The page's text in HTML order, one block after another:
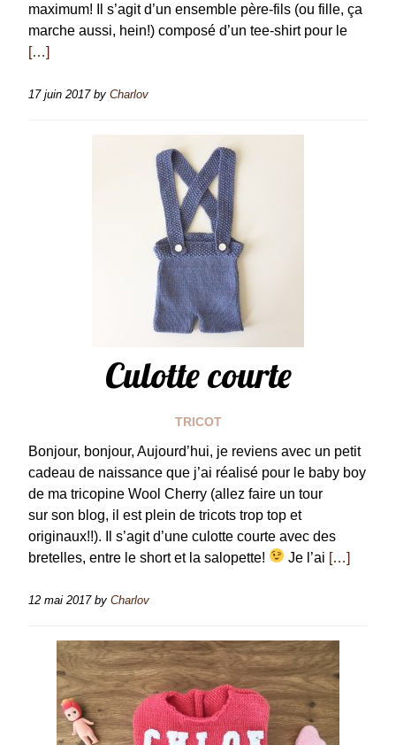
maximum! Il s’agit d’un ensemble père-fils (ou fille, ça
marche aussi, hein!) composé d’un tee-shirt pour le
[…]
17 juin 2017by Charlov
Culotte courte
TRICOT
Bonjour, bonjour, Aujourd’hui, je reviens avec un petit
cadeau de naissance que j’ai réalisé pour le baby boy
de ma tricopine Wool Cherry (allez faire un tour
sur son blog, il est plein de tricots trop top et
originaux!!). Il s’agit d’une culotte courte avec des
bretelles, entre le short et la salopette!
Je l’ai […]
12 mai 2017by Charlov